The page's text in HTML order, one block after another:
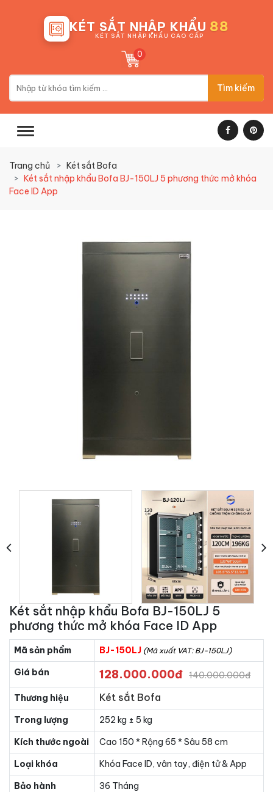
KÉT SẮT NHẬP KHẨU 88
KÉT SẮT NHẬP KHẨU CAO CẤP
0
Tìm kiếm
Trang chủ
Két sắt Bofa
Két sắt nhập khẩu Bofa BJ-150LJ 5 phương thức mở khóa
Face ID App
Két sắt nhập khẩu Bofa BJ-150LJ 5
phương thức mở khóa Face ID App
Mã sản phẩm BJ-150LJ (Mã xuất VAT: BJ-150LJ)
Giá bán 128.000.000đ 140.000.000đ
Thương hiệu Két sắt Bofa
Trong lượng
252 kg ± 5 kg
Kích thước ngoài
Cao 150 * Rộng 65 * Sâu 58 cm
Loại khóa
Khóa Face ID, vân tay, điện tử & App
Bảo hành
36 Tháng